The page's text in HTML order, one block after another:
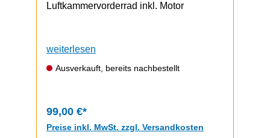
Luftkammervorderrad inkl. Motor
weiterlesen
Ausverkauft, bereits nachbestellt
99,00 €*
Preise inkl. MwSt. zzgl. Versandkosten